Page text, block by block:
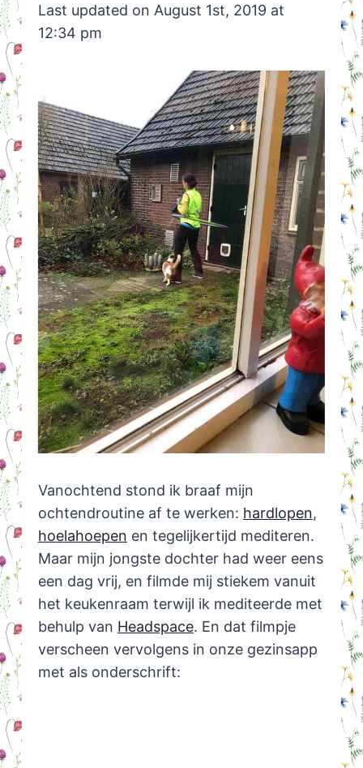
Last updated on August 1st, 2019 at
12:34 pm
Vanochtend stond ik braaf mijn
ochtendroutine af te werken: hardlopen,
hoelahoepen en tegelijkertijd mediteren.
Maar mijn jongste dochter had weer eens
een dag vrij, en filmde mij stiekem vanuit
het keukenraam terwijl ik mediteerde met
behulp van Headspace. En dat filmpje
verscheen vervolgens in onze gezinsapp
met als onderschrift: